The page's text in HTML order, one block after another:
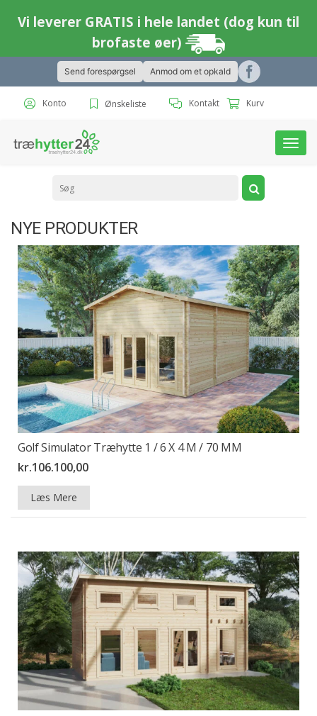
Vi leverer GRATIS i hele landet (dog kun til
brofaste øer)
Send forespørgsel Anmod om et opkald
Konto Ønskeliste Kontakt Kurv
NYE PRODUKTER
Golf Simulator Træhytte 1 / 6 X 4 M / 70 MM
kr.106.100,00
Læs Mere